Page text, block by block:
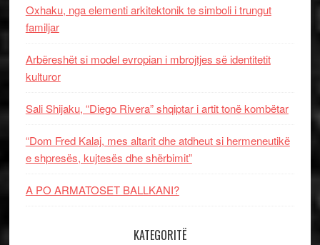
Oxhaku, nga elementi arkitektonik te simboli i trungut
familjar
Arbëreshët si model evropian i mbrojtjes së identitetit
kulturor
Sali Shijaku, “Diego Rivera” shqiptar i artit tonë kombëtar
“Dom Fred Kalaj, mes altarit dhe atdheut si hermeneutikë
e shpresës, kujtesës dhe shërbimit”
A PO ARMATOSET BALLKANI?
KATEGORITË